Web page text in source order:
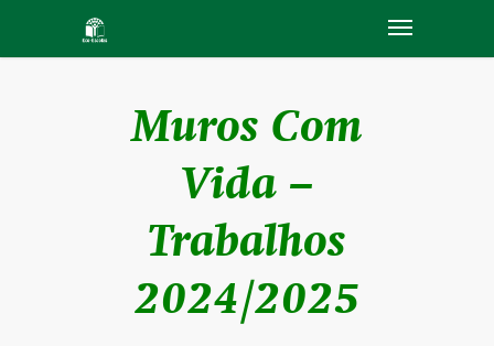
Muros Com
Vida –
Trabalhos
2024/2025